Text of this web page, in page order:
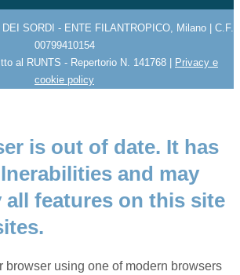
SORDI - ENTE FILANTROPICO, Milano | C.F.
00799410154
al RUNTS - Repertorio N. 141768 |
Privacy e
cookie policy
is out of date. It has
and may
all features on this site
browser using one of modern browsers